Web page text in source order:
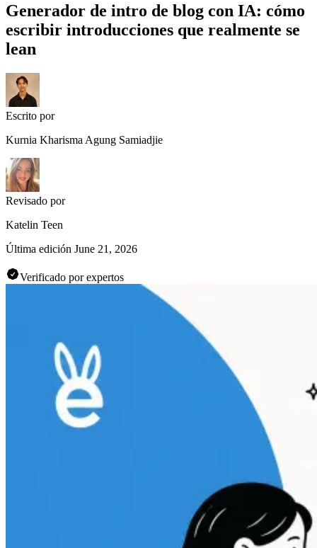
Generador de intro de blog con IA: cómo
escribir introducciones que realmente se
lean
Escrito por
Kurnia Kharisma Agung Samiadjie
Revisado por
Katelin Teen
Última edición June 21, 2026
Verificado por expertos